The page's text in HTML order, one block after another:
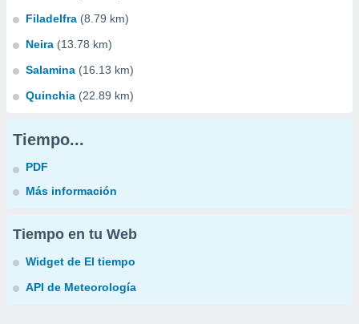
Filadelfra (8.79 km)
Neira (13.78 km)
Salamina (16.13 km)
Quinchia (22.89 km)
Tiempo...
PDF
Más información
Tiempo en tu Web
Widget de El tiempo
API de Meteorología